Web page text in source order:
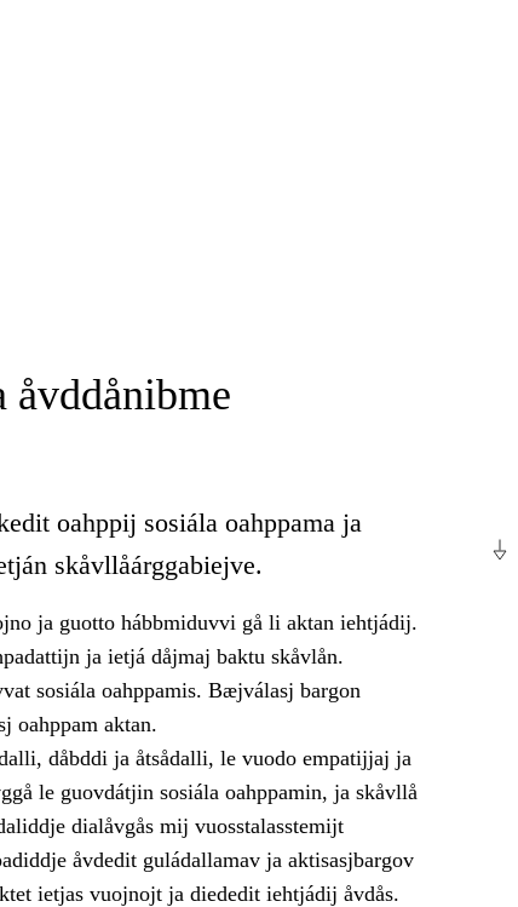
åvddånibme
oahppij sosiála oahppama ja
skåvllåárggabiejve.
ja guotto hábbmiduvvi gå li aktan iehtjádij.
ja ietjá dåjmaj baktu skåvlån.
sosiála oahppamis. Bæjválasj bargon
oahppam aktan.
dåbddi ja åtsådalli, le vuodo empatijjaj ja
le guovdátjin sosiála oahppamin, ja skåvllå
dialåvgås mij vuosstalasstemijt
åvdedit guládallamav ja aktisasjbargov
ietjas vuojnojt ja diededit iehtjádij åvdås.